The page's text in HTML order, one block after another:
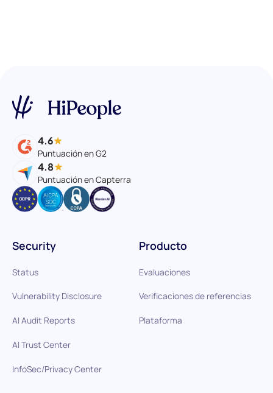
4.6
Puntuación en G2
4.8
Puntuación en Capterra
Producto
Evaluaciones
Verificaciones de referencias
Plataforma
Security
Status
Vulnerability Disclosure
AI Audit Reports
AI Trust Center
InfoSec/Privacy Center